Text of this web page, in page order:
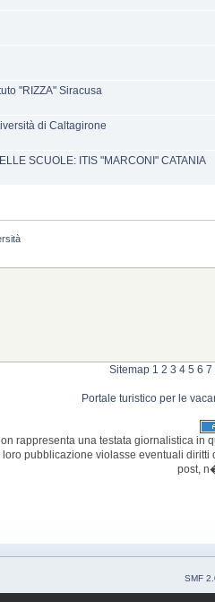
"RIZZA" Siracusa
di Caltagirone
SCUOLE: ITIS "MARCONI" CATANIA
Sitemap 1 2 3 4 5 6 7
Portale turistico per le
rappresenta una testata giornalistica
pubblicazione violasse eventuali
post,
SMF